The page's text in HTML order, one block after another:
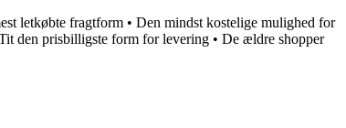
letkøbte fragtform • Den mindst kostelige mulighed for
den prisbilligste form for levering • De ældre shopper